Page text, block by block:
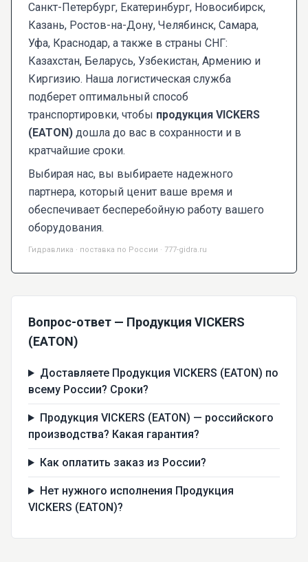
Санкт-Петербург, Екатеринбург, Новосибирск,
Казань, Ростов-на-Дону, Челябинск, Самара,
Уфа, Краснодар, а также в страны СНГ:
Казахстан, Беларусь, Узбекистан, Армению и
Киргизию. Наша логистическая служба
подберет оптимальный способ
транспортировки, чтобы продукция VICKERS
(EATON) дошла до вас в сохранности и в
кратчайшие сроки.
Выбирая нас, вы выбираете надежного
партнера, который ценит ваше время и
обеспечивает бесперебойную работу вашего
оборудования.
Гидравлика · поставка по России · 777-gidra.ru
Вопрос-ответ — Продукция VICKERS
(EATON)
Доставляете Продукция VICKERS (EATON) по
всему России? Сроки?
Продукция VICKERS (EATON) — российского
производства? Какая гарантия?
Как оплатить заказ из России?
Нет нужного исполнения Продукция
VICKERS (EATON)?